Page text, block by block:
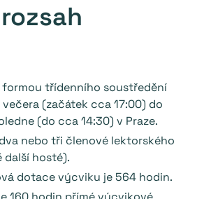
třídenního soustředění
(začátek cca 17:00) do
(do cca 14:30) v Praze.
nebo tři členové lektorského
hosté).
dotace výcviku je 564 hodin.